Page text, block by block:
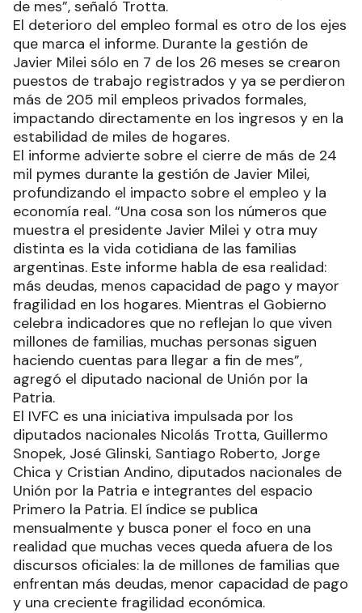
de mes”, señaló Trotta.
El deterioro del empleo formal es otro de los ejes
que marca el informe. Durante la gestión de
Javier Milei sólo en 7 de los 26 meses se crearon
puestos de trabajo registrados y ya se perdieron
más de 205 mil empleos privados formales,
impactando directamente en los ingresos y en la
estabilidad de miles de hogares.
El informe advierte sobre el cierre de más de 24
mil pymes durante la gestión de Javier Milei,
profundizando el impacto sobre el empleo y la
economía real. “Una cosa son los números que
muestra el presidente Javier Milei y otra muy
distinta es la vida cotidiana de las familias
argentinas. Este informe habla de esa realidad:
más deudas, menos capacidad de pago y mayor
fragilidad en los hogares. Mientras el Gobierno
celebra indicadores que no reflejan lo que viven
millones de familias, muchas personas siguen
haciendo cuentas para llegar a fin de mes”,
agregó el diputado nacional de Unión por la
Patria.
El IVFC es una iniciativa impulsada por los
diputados nacionales Nicolás Trotta, Guillermo
Snopek, José Glinski, Santiago Roberto, Jorge
Chica y Cristian Andino, diputados nacionales de
Unión por la Patria e integrantes del espacio
Primero la Patria. El índice se publica
mensualmente y busca poner el foco en una
realidad que muchas veces queda afuera de los
discursos oficiales: la de millones de familias que
enfrentan más deudas, menor capacidad de pago
y una creciente fragilidad económica.